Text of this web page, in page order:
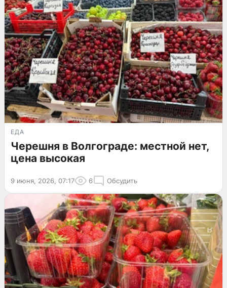
ЕДА
Черешня в Волгограде: местной нет,
цена высокая
9 июня, 2026, 07:17 6 Обсудить